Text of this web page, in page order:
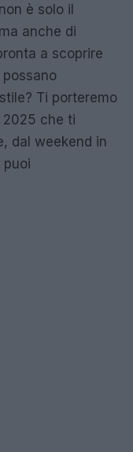
è solo il
anche di
a scoprire
Ti porteremo
che ti
dal weekend in
puoi